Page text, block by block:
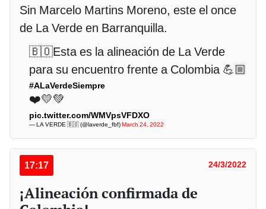
Sin Marcelo Martins Moreno, este el once
de La Verde en Barranquilla.
🇧🇴Esta es la alineación de La Verde
para su encuentro frente a Colombia 💪🏼
#ALaVerdeSiempre
❤️💛💚
pic.twitter.com/WMVpsVFDXO
— LA VERDE 🇧🇴 (@laverde_fbf)March 24, 2022
17:17 24/3/2022
¡Alineación confirmada de